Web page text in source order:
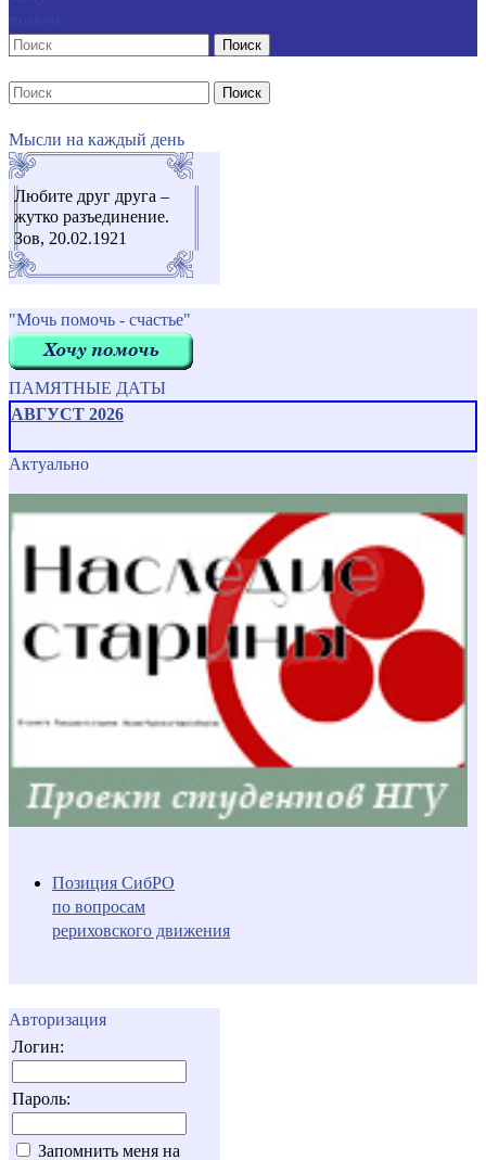
Поиск
Поиск
Мысли на каждый день
Любите друг друга –
жутко разъединение.
Зов, 20.02.1921
"Мочь помочь - счастье"
ПАМЯТНЫЕ ДАТЫ
АВГУСТ 2026
Актуально
Позиция СибРО
по вопросам
рериховского движения
Авторизация
Логин:
Пароль:
Запомнить меня на